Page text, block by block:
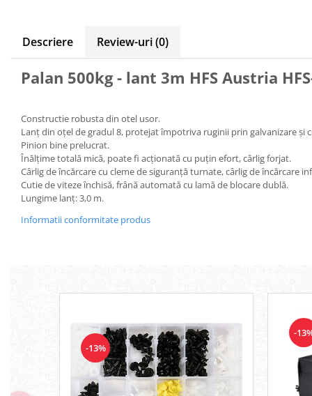
Carucior butoi 200 L
Ulei pentru compresor
LIZE
Suport butelii
Automatizarea productiei
Scule
Curatenie
Rezervor mobil motorina
Platforme foarfeca
Tip BK – basculare prin rulare
Tip VD / VG
Tip GU / GU-E - compacte
Tip SMGU - mini pentru span
Tip RD - cu capac rotund
Tip BKC - de mare capacitate
Tip DUO / TRIO
Tip NK - mecanism foarfeca
Translator stivuitor
Prelungitor lame stivuitor CAM
Atasamente profesionale CAM
Descriere Review-uri(0)
Palan 500kg - lant 3m HFS Austria
Constructie robusta din otel usor.
Lanț din oțel de gradul 8, protejat împotriva ruginii prin galvanizare și
Pinion bine prelucrat.
Înălțime totală mică, poate fi acționată cu puțin efort, cârlig forjat.
Cârlig de încărcare cu cleme de siguranță turnate, cârlig de încărcare
Cutie de viteze închisă, frână automată cu lamă de blocare dublă.
Lungime lanț: 3,0 m.
Informatii conformitate produs
-13%
-